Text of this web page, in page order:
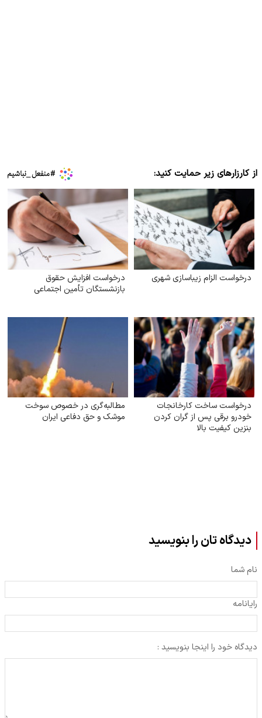
از کارزارهای زیر حمایت کنید:
درخواست الزام زیبا‌سازی شهری
درخواست افزایش حقوق
بازنشستگان تأمین اجتماعی
درخواست ساخت کارخانجات
خودرو برقی پس از گران کردن
بنزین کیفیت بالا
مطالبه‌گری در خصوص سوخت
موشک و حق دفاعی ایران
دیدگاه تان را بنویسید
نام شما
رایانامه
دیدگاه خود را اینجا بنویسید :